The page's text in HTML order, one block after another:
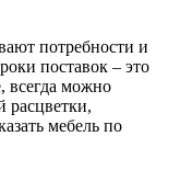
потребности и
поставок – это
всегда можно
расцветки,
мебель по